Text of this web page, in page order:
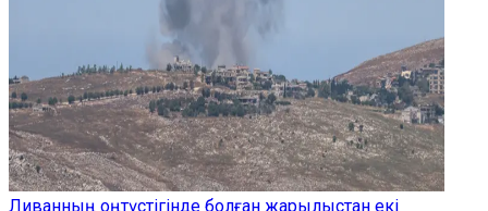
Ливанның оңтүстігінде болған жарылыстан екі